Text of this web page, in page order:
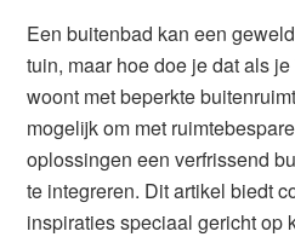
Een buitenbad kan een
tuin, maar hoe doe je dat als
woont met beperkte
mogelijk om met
oplossingen een verfrissend
te integreren. Dit artikel biedt
inspiraties speciaal gericht op